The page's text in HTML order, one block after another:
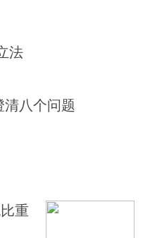
法
清八个问题
重